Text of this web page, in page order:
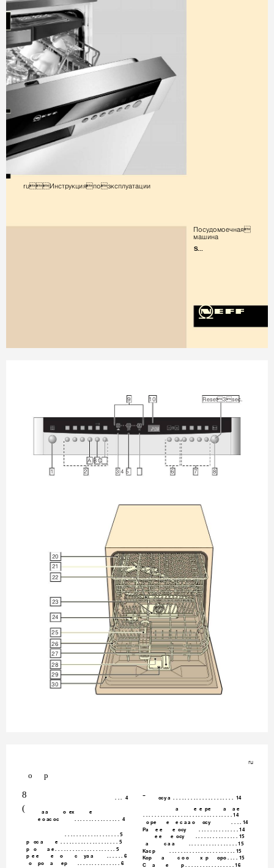
UXǌǱFǶSǷǮǺǬȃǳRǫǮFǳǯǷDǶDǺǬǬ
Q
ǓRFǷǨRǰRHǻǱDȃ
ǰDǼǬǱD
S...

  
   
$ % &
 5HVHWVHF











ru
o p
8 . . . 4
( a a o ex e
e o ac oc . . . . . . . . . . . . . . . . 4
. . . . . . . . . . . . . . . . . . . 5
p oc a
e . . . . . . . . . . . . . . . . . . . . 5
p o
a e . . . . . . . . . . . . . . . . . . . . . 5
p e e
e o c ya a
. . . . . . 6
o
po a ep . . . . . . . . . . . . . . . 6
-
ocy a . . . . . . . . . . . . . . . . . . . . . 14
a
e e pe a a e
. . . . . . . . . . . . . . . . . . . . . . . . . . . . . . . 14
o pe e e c a a o ocy
. . . . 14
Pa
e e e ocy
. . . . . . . . . . . . . . 14
e e
e ocy
. . . . . . . . . . . . . . . 15
a
c a a
. . . . . . . . . . . . . . . . . 15
Kac p
. . . . . . . . . . . . . . . . . . . . . . . 15
Kop
a c o o x p
opo . . . . 15
C
a e
p . . . . . . . . . . . . . . . . . 16